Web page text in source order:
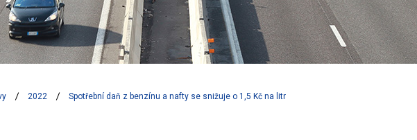
2022 Spotřební daň z benzínu a nafty se snižuje o 1,5 Kč na litr